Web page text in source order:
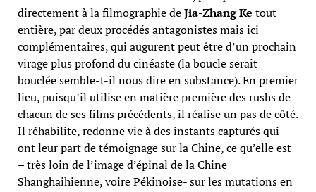
directement à la filmographie deJia-Zhang Ke tout
entière, par deux procédés antagonistes mais ici
complémentaires, qui augurent peut être d’un prochain
virage plus profond du cinéaste (la boucle serait
bouclée semble-t-il nous dire en substance). En premier
lieu, puisqu’il utilise en matière première des rushs de
chacun de ses films précédents, il réalise un pas de côté.
Il réhabilite, redonne vie à des instants capturés qui
ont leur part de témoignage sur la Chine, ce qu’elle est
– très loin de l’image d’épinal de la Chine
Shanghaihienne, voire Pékinoise- sur les mutations en